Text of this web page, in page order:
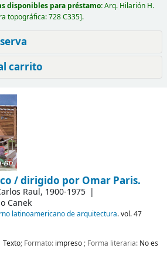
disponibles para préstamo:Arq. Hilarión H.
topográfica:728 C335 .
carrito
/dirigido por Omar Paris.
Raul, 1900-1975
Canek
latinoamericano de arquitectura. vol. 47
Texto; Formato: impreso; Forma literaria: No es